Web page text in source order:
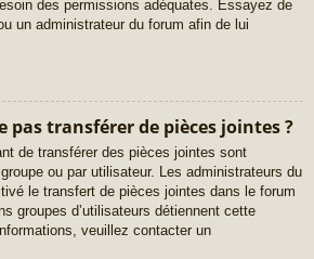
des permissions adéquates. Essayez de
un administrateur du forum afin de lui
pas transférer de pièces jointes ?
de transférer des pièces jointes sont
ou par utilisateur. Les administrateurs du
le transfert de pièces jointes dans le forum
groupes d’utilisateurs détiennent cette
veuillez contacter un